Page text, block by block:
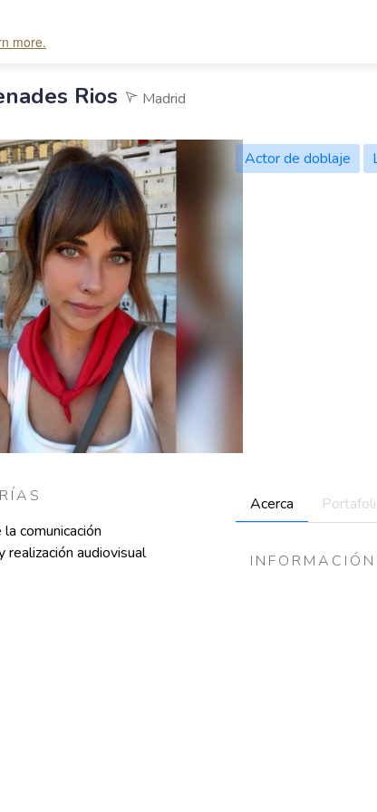
Rios Madrid
Actor de doblaje
comunicación
realización audiovisual
Acerca
more.
span> <span style="display: block"><strong